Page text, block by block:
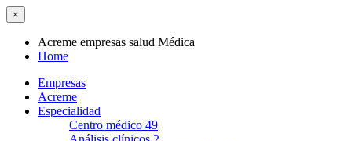
×
Acreme empresas salud Médica
Home
Empresas
Acreme
Especialidad
Centro médico 49